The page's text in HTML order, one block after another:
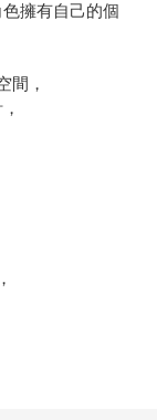
擁有自己的個
間，